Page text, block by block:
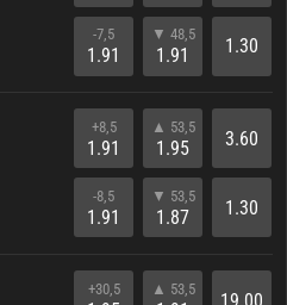
-7,5
1.91
▼ 48,5
1.91 1.30
+8,5
1.91
-8,5
1.91
▲ 53,5
1.95
▼ 53,5
1.87
3.60
1.30
+30,5 ▲ 53,5
19.00